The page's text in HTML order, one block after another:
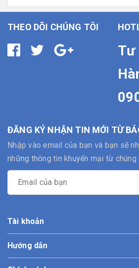
THEO DÕI CHÚNG TÔI
Tư
ĐĂNG KÝ NHẬN TIN MỚI TỪ
Nhập vào email của bạn và bạn sẽ
những thông tin khuyến mại từ chúng
Tài khoản
Hướng dẫn